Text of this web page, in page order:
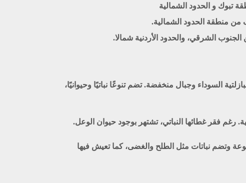
تبوك و الحدود الشمالية
منطقة الحدود الشمالية.
الشرقي، والحدود الأردنية شمالا.
مليئة بالصخور البازلتية السوداء وجبال منخفضة. تضم تنوعًا نباتيًا وحيوانيًا،
لصحراء النفود الكبير، وتغطي مساحة 19339 كلم². تضاريسها متنوعة وتضم نباتات مثل الطلح والغضى، كما تعيش فيها